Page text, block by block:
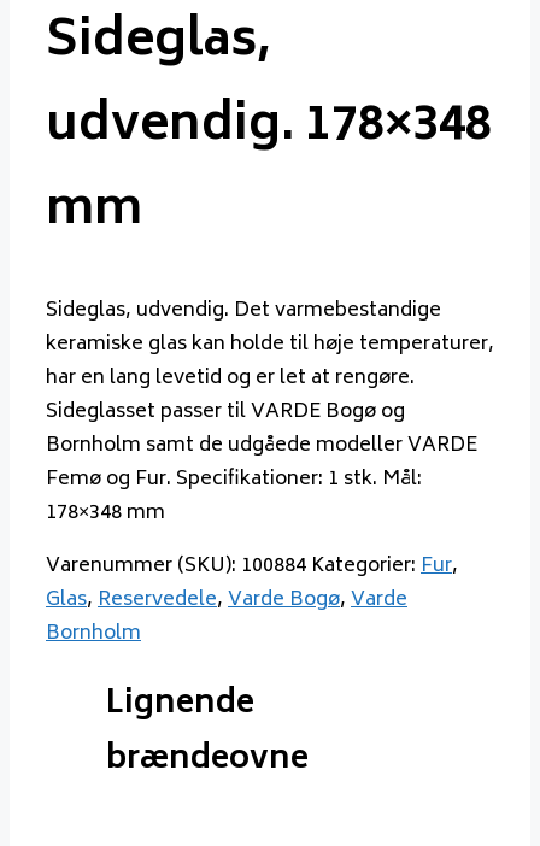
Sideglas,
udvendig. 178×348
mm
Sideglas, udvendig. Det varmebestandige
keramiske glas kan holde til høje temperaturer,
har en lang levetid og er let at rengøre.
Sideglasset passer til VARDE Bogø og
Bornholm samt de udgåede modeller VARDE
Femø og Fur. Specifikationer: 1 stk. Mål:
178×348 mm
Varenummer (SKU): 100884 Kategorier:Fur,
Glas,Reservedele,Varde Bogø,Varde
Bornholm
Lignende
brændeovne